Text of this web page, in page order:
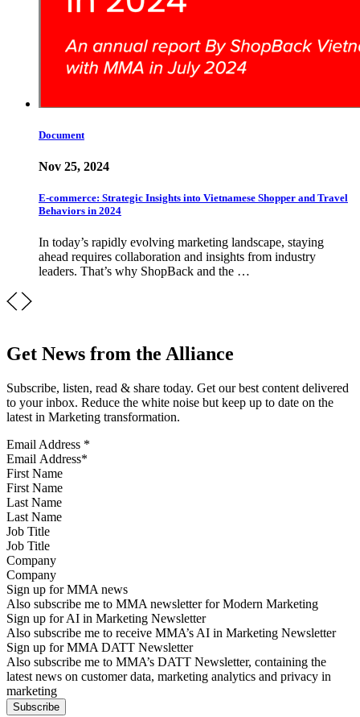
Document
Nov 25, 2024
E-commerce: Strategic Insights into Vietnamese Shopper and Travel
Behaviors in 2024
In today’s rapidly evolving marketing landscape, staying
ahead requires collaboration and insights from industry
leaders. That’s why ShopBack and the …
Get News from the Alliance
Subscribe, listen, read & share today. Get our best content delivered
to your inbox. Reduce the white noise but keep up to date on the
latest in Marketing transformation.
Email Address *
First Name
Last Name
Job Title
Company
Sign up for MMA news
Also subscribe me to MMA newsletter for Modern Marketing
Sign up for AI in Marketing Newsletter
Also subscribe me to receive MMA’s AI in Marketing Newsletter
Sign up for MMA DATT Newsletter
Also subscribe me to MMA’s DATT Newsletter, containing the
latest news on customer data, marketing analytics and privacy in
marketing